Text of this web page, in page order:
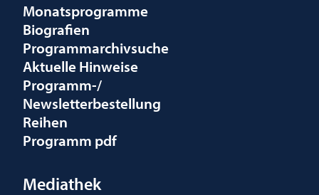
Monatsprogramme
Biografien
Programmarchivsuche
Aktuelle Hinweise
Programm-/
Newsletterbestellung
Reihen
Programm pdf
Mediathek